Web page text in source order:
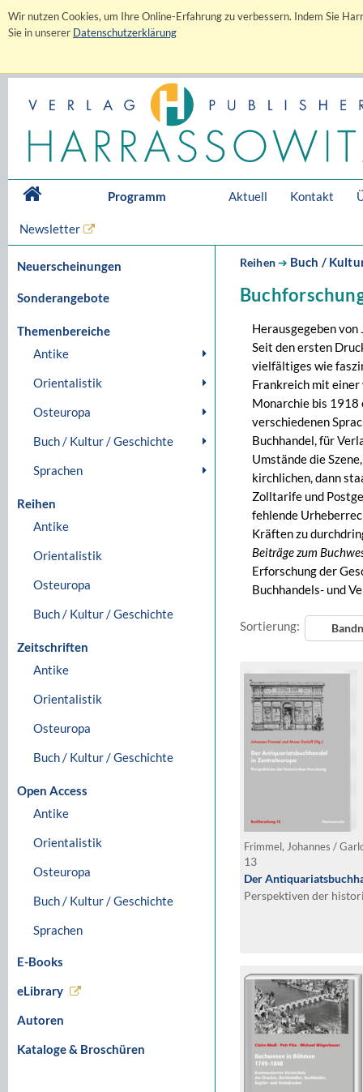
Wir nutzen Cookies, um Ihre Online-Erfahrung zu verbessern. Indem Sie
Sie in unserer Datenschutzerklärung
Programm Aktuell Kontakt
Newsletter
Neuerscheinungen
Sonderangebote
Themenbereiche
Antike
Orientalistik
Osteuropa
Buch / Kultur / Geschichte
Sprachen
Reihen
Antike
Orientalistik
Osteuropa
Buch / Kultur / Geschichte
Zeitschriften
Antike
Orientalistik
Osteuropa
Buch / Kultur / Geschichte
Open Access
Antike
Orientalistik
Osteuropa
Buch / Kultur / Geschichte
Sprachen
E-Books
eLibrary
Autoren
Kataloge & Broschüren
Reihen➔ Buch /
Herausgegeben
Seit den ersten
vielfältiges wie
Frankreich mit einer
Monarchie bis 1918
verschiedenen
Buchhandel, für
Umstände die
kirchlichen, dann
Zolltarife und
fehlende
Kräften zu
Beiträge zum
Erforschung der
Buchhandels- und
Sortierung:
Frimmel, Johannes /
13
Der
Perspektiven der